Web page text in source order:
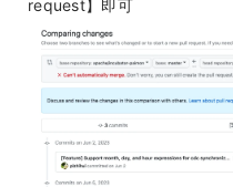
request】即可